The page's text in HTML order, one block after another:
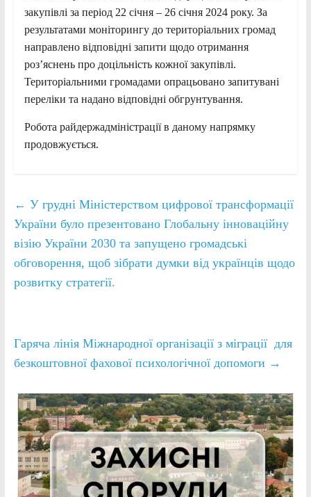
закупівлі за період 22 січня – 26 січня 2024 року. За
результатами моніторингу до територіальних громад
направлено відповідні запити щодо отримання
роз’яснень про доцільність кожної закупівлі.
Територіальними громадами опрацьовано запитувані
переліки та надано відповідні обгрунтування.
Робота райдержадміністрації в даному напрямку
продовжується.
← У грудні Міністерством цифрової трансформації
України було презентовано Глобальну інноваційну
візію України 2030 та запущено громадські
обговорення, щоб зібрати думки від українців щодо
розвитку стратегії.
Гаряча лінія Міжнародної організації з міграції для
безкоштовної фахової психологічної допомоги →